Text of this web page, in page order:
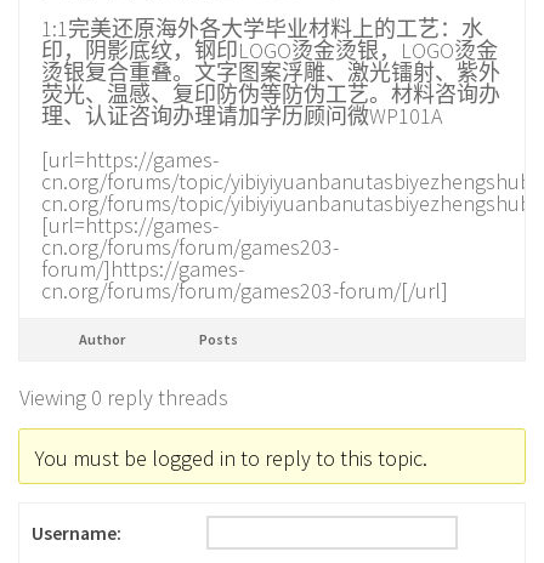
1:1完美还原海外各大学毕业材料上的工艺：水
印，阴影底纹，钢印LOGO烫金烫银，LOGO烫金
烫银复合重叠。文字图案浮雕、激光镭射、紫外
荧光、温感、复印防伪等防伪工艺。材料咨询办
理、认证咨询办理请加学历顾问微WP101A
[url=https://games-
cn.org/forums/topic/
cn.org/forums/topic/
[url=https://games-
cn.org/forums/forum/games203-
forum/]https://games-
cn.org/forums/forum/games203-forum/[/url]
Author Posts
Viewing 0 reply threads
You must be logged in to reply to this topic.
Username: